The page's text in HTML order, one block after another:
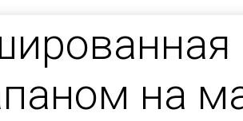
на